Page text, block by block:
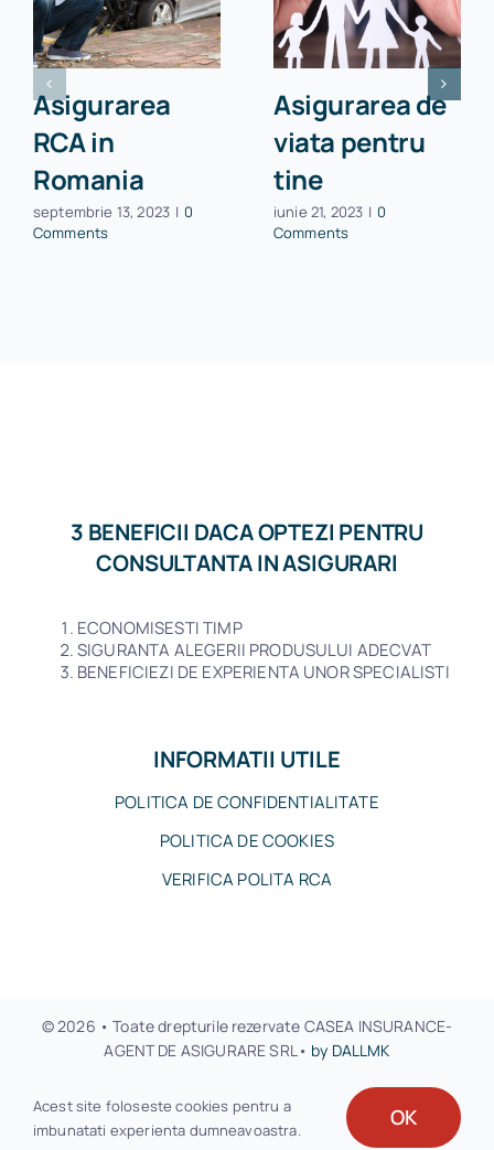
Asigurarea
RCA in
Romania
septembrie 13, 2023 | 0
Comments
Asigurarea de
viata pentru
tine
iunie 21, 2023 | 0
Comments
3 BENEFICII DACA OPTEZI PENTRU
CONSULTANTA IN ASIGURARI
ECONOMISESTI TIMP
SIGURANTA ALEGERII PRODUSULUI ADECVAT
BENEFICIEZI DE EXPERIENTA UNOR SPECIALISTI
INFORMATII UTILE
POLITICA DE CONFIDENTIALITATE
POLITICA DE COOKIES
VERIFICA POLITA RCA
© 2026 • Toate drepturile rezervate CASEA INSURANCE-
AGENT DE ASIGURARE SRL• by DALLMK
Acest site foloseste cookies pentru a
imbunatati experienta dumneavoastra.
OK